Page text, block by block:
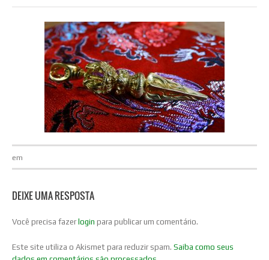
em
DEIXE UMA RESPOSTA
Você precisa fazer login para publicar um comentário.
Este site utiliza o Akismet para reduzir spam. Saiba como seus